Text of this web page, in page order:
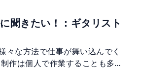
聞きたい！：ギタリスト
々な方法で仕事が舞い込んでく
作は個人で作業することも多